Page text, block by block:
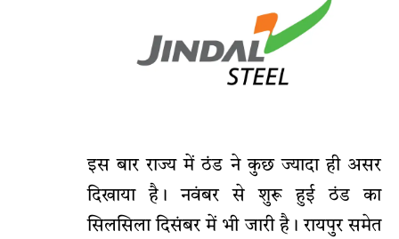
इस बार राज्य में ठंड ने कुछ ज्यादा ही असर
दिखाया है। नवंबर से शुरू हुई ठंड का
सिलसिला दिसंबर में भी जारी है। रायपुर समेत